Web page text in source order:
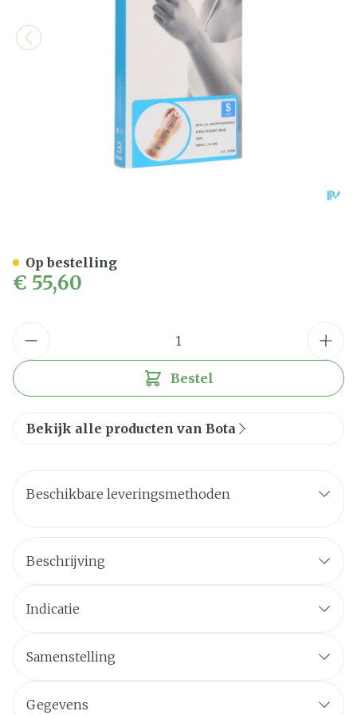
€ 55,60
Bestel
Op bestelling
Bekijk alle producten van Bota
Beschikbare leveringsmethoden
Beschrijving
Indicatie
Samenstelling
Gegevens